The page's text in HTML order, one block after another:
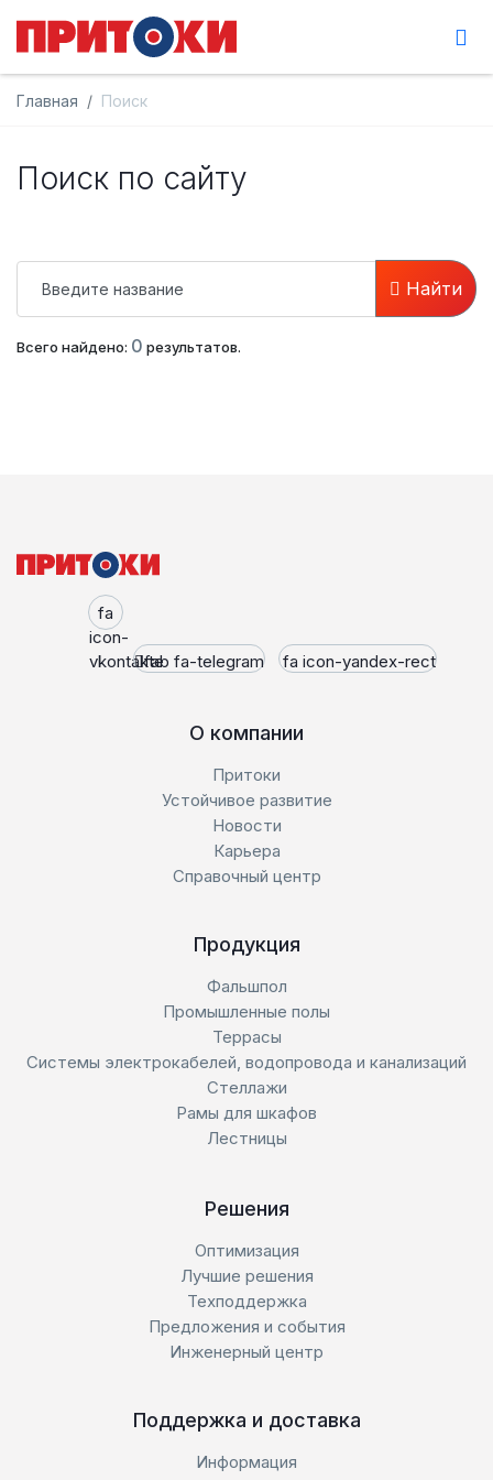
Главная Поиск
Поиск по сайту
Найти
Всего найдено: 0 результатов.
fa
icon-
vkontaktefab fa-telegram fa icon-yandex-rect
О компании
Притоки
Устойчивое развитие
Новости
Карьера
Справочный центр
Продукция
Фальшпол
Промышленные полы
Террасы
Системы электрокабелей, водопровода и канализаций
Стеллажи
Рамы для шкафов
Лестницы
Решения
Оптимизация
Лучшие решения
Техподдержка
Предложения и события
Инженерный центр
Поддержка и доставка
Информация